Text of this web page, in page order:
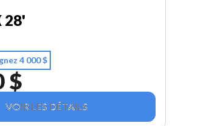
28'
4 000 $
$
VOIR LES DÉTAILS